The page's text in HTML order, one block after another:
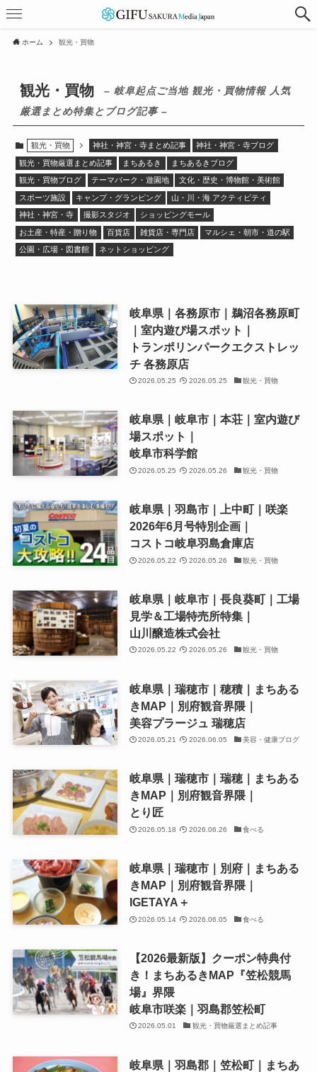
ホーム 観光・買物
観光・買物
– 岐阜起点ご当地 観光・買物情報 人気
厳選まとめ特集とブログ記事 –
観光・買物 神社・神宮・寺まとめ記事 神社・神宮・寺ブログ
観光・買物厳選まとめ記事 まちあるき まちあるきブログ
観光・買物ブログ テーマパーク・遊園地 文化・歴史・博物館・美術館
スポーツ施設 キャンプ・グランピング 山・川・海 アクティビティ
神社・神宮・寺 撮影スタジオ ショッピングモール
お土産・特産・贈り物 百貨店 雑貨店・専門店 マルシェ・朝市・道の駅
公園・広場・図書館 ネットショッピング
岐阜県｜各務原市｜鵜沼各務原町
｜室内遊び場スポット｜
トランポリンパークエクストレッ
チ 各務原店
2026.05.25 2026.05.25 観光・買物
岐阜県｜岐阜市｜本荘｜室内遊び
場スポット｜
岐阜市科学館
2026.05.25 2026.05.26 観光・買物
岐阜県｜羽島市｜上中町｜咲楽
2026年6月号特別企画｜
コストコ岐阜羽島倉庫店
2026.05.22 2026.05.26 観光・買物
岐阜県｜岐阜市｜長良葵町｜工場
見学＆工場特売所特集｜
山川醸造株式会社
2026.05.22 2026.05.26 観光・買物
岐阜県｜瑞穂市｜穂積｜まちある
きMAP｜別府観音界隈｜
美容プラージュ 瑞穂店
2026.05.21 2026.06.05 美容・健康ブログ
岐阜県｜瑞穂市｜瑞穂｜まちある
きMAP｜別府観音界隈｜
とり匠
2026.05.18 2026.06.26 食べる
岐阜県｜瑞穂市｜別府｜まちある
きMAP｜別府観音界隈｜
IGETAYA＋
2026.05.14 2026.06.05 食べる
【2026最新版】クーポン特典付
き！まちあるきMAP『笠松競馬
場』界隈
岐阜市咲楽｜羽島郡笠松町
2026.05.01 観光・買物厳選まとめ記事
岐阜県｜羽島郡｜笠松町｜まちあ